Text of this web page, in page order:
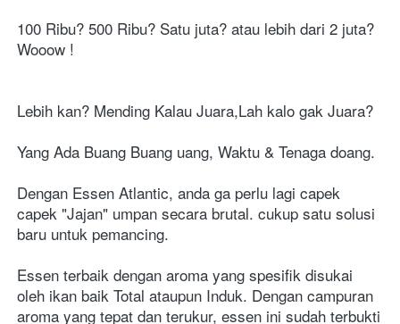
100 Ribu? 500 Ribu? Satu juta? atau lebih dari 2 juta?
Wooow !
Lebih kan? Mending Kalau Juara,Lah kalo gak Juara?
Yang Ada Buang Buang uang, Waktu & Tenaga doang.
Dengan Essen Atlantic, anda ga perlu lagi capek
capek "Jajan" umpan secara brutal. cukup satu solusi
baru untuk pemancing.
Essen terbaik dengan aroma yang spesifik disukai
oleh ikan baik Total ataupun Induk. Dengan campuran
aroma yang tepat dan terukur, essen ini sudah terbukti